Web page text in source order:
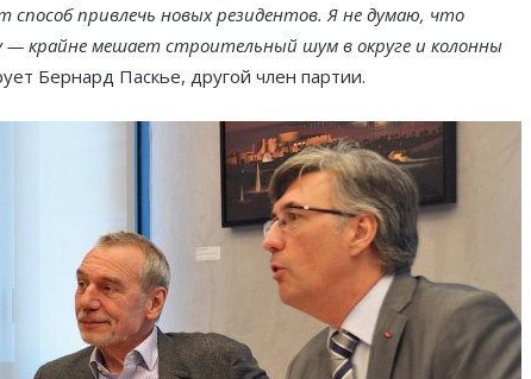
привлечь новых резидентов. Я не думаю, что
крайне мешает строительный шум в округе и колонны
Бернард Паскье, другой член партии.